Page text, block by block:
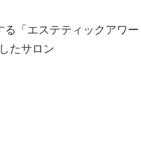
「エステティックア
たサロン